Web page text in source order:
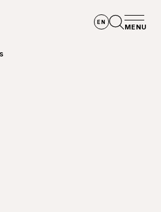
EN
MENU